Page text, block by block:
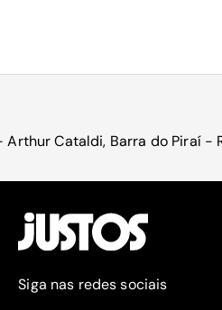
Arthur Cataldi, Barra do Piraí -
Siga nas redes sociais